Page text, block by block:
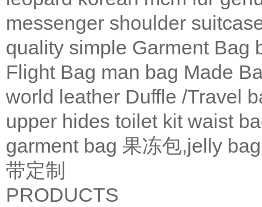
messenger shoulder
quality simple Garment Bag
Flight Bag man bag Made
world leather Duffle /Travel
upper hides toilet kit waist
garment bag 果冻包,jelly bag
带定制
PRODUCTS